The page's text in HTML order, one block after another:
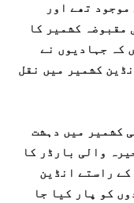
تھے اور
مقبوضہ کشمیر کا
کہ جہادیوں نے
کشمیر میں نقل
کشمیر میں دہشت
والی بارڈر کا
راستے انڈین
کو پار کیا جا